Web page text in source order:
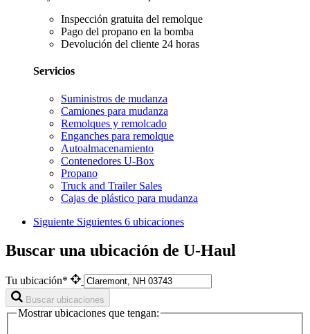
Inspección gratuita del remolque
Pago del propano en la bomba
Devolución del cliente 24 horas
Servicios
Suministros de mudanza
Camiones para mudanza
Remolques y remolcado
Enganches para remolque
Autoalmacenamiento
Contenedores U-Box
Propano
Truck and Trailer Sales
Cajas de plástico para mudanza
Siguiente Siguientes 6 ubicaciones
Buscar una ubicación de U-Haul
Tu ubicación*
Buscar ubicaciones
Mostrar ubicaciones que tengan: